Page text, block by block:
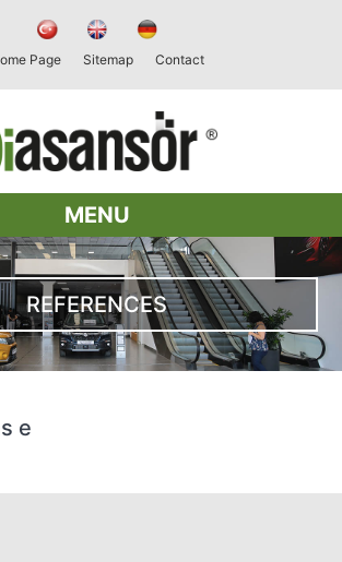
Page Sitemap Contact
MENU
REFERENCES
e